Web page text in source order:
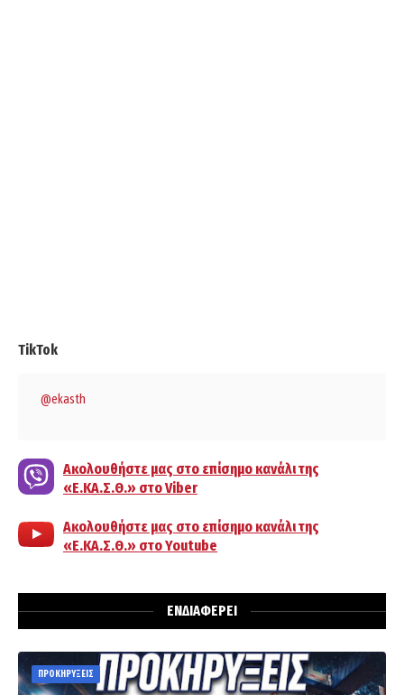
TikTok
@ekasth
Ακολουθήστε μας στο επίσημο κανάλι της
«Ε.ΚΑ.Σ.Θ.» στο Viber
Ακολουθήστε μας στο επίσημο κανάλι της
«Ε.ΚΑ.Σ.Θ.» στο Youtube
ΕΝΔΙΑΦΕΡΕΙ
ΠΡΟΚΗΡΥΞΕΙΣ